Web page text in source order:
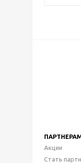
Акции
Стать